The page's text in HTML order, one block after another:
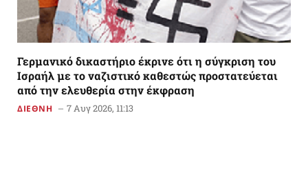
Γερμανικό δικαστήριο έκρινε ότι η σύγκριση του
Ισραήλ με το ναζιστικό καθεστώς προστατεύεται
από την ελευθερία στην έκφραση
ΔΙΕΘΝΗ 7 Αυγ 2026, 11:13